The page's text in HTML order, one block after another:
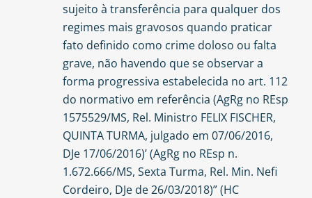
sujeito à transferência para qualquer dos
regimes mais gravosos quando praticar
fato definido como crime doloso ou falta
grave, não havendo que se observar a
forma progressiva estabelecida no art. 112
do normativo em referência (AgRg no REsp
1575529/MS, Rel. Ministro FELIX FISCHER,
QUINTA TURMA, julgado em 07/06/2016,
DJe 17/06/2016)’ (AgRg no REsp n.
1.672.666/MS, Sexta Turma, Rel. Min. Nefi
Cordeiro, DJe de 26/03/2018)” (HC